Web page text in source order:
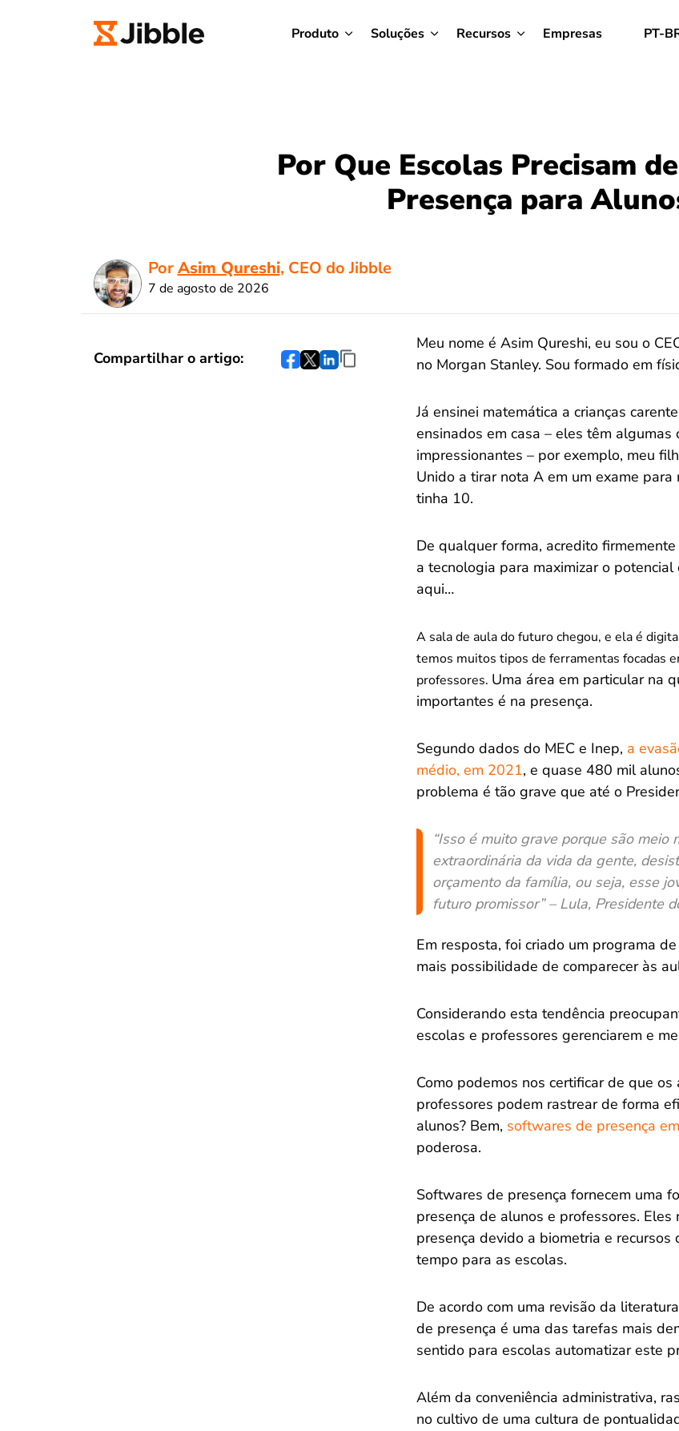
Produto Soluções Recursos Empresas PT-
Por Que Escolas Precisam
Presença para
PorAsim Qureshi, CEO do Jibble
7 de agosto de 2026
Compartilhar o artigo:
Meu nome é Asim Qureshi, eu sou o
no Morgan Stanley. Sou formado em
Já ensinei matemática a crianças
ensinados em casa – eles têm
impressionantes – por exemplo, meu
Unido a tirar nota A em um exame
tinha 10.
De qualquer forma, acredito
a tecnologia para maximizar o
aqui…
A sala de aula do futuro chegou, e ela é
temos muitos tipos de ferramentas focadas
professores. Uma área em particular na
importantes é na presença.
Segundo dados do MEC e Inep, a
médio, em 2021, e quase 480 mil
problema é tão grave que até o
“Isso é muito grave porque são
extraordinária da vida da gente,
orçamento da família, ou seja, esse
futuro promissor” – Lula, Presidente
Em resposta, foi criado um programa
mais possibilidade de comparecer às
Considerando esta tendência
escolas e professores gerenciarem e
Como podemos nos certificar de que
professores podem rastrear de forma
alunos? Bem, softwares de presença
poderosa.
Softwares de presença fornecem uma
presença de alunos e professores.
presença devido a biometria e
tempo para as escolas.
De acordo com uma revisão da
de presença é uma das tarefas mais
sentido para escolas automatizar este
Além da conveniência administrativa,
no cultivo de uma cultura de